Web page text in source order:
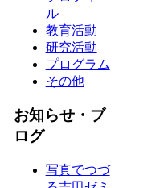
ル
教育活動
研究活動
プログラム
その他
お知らせ・ブ
ログ
写真でつづ